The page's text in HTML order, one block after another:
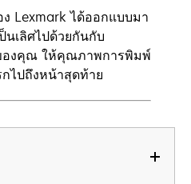
Lexmark ได้ออกแบบมา
นเลิศไปด้วยกันกับ
องคุณ ให้คุณภาพการพิมพ์
ไปถึงหน้าสุดท้าย